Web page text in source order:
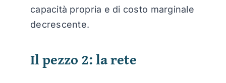
capacità propria e di costo marginale
decrescente.
Il pezzo 2: la rete